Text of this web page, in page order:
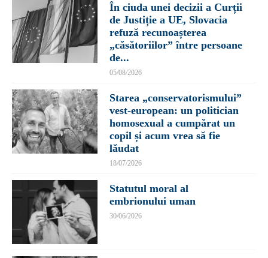
În ciuda unei decizii a Curții
de Justiție a UE, Slovacia
refuză recunoașterea
„căsătoriilor” între persoane
de...
05/08/2026
Starea „conservatorismului”
vest-european: un politician
homosexual a cumpărat un
copil și acum vrea să fie
lăudat
18/07/2026
Statutul moral al
embrionului uman
30/06/2026